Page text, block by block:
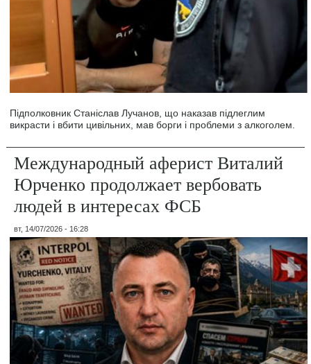
Підполковник Станіслав Лучанов, що наказав підлеглим
викрасти і вбити цивільних, мав борги і проблеми з алкоголем.
Международный аферист Виталий
Юрченко продолжает вербовать
людей в интересах ФСБ
вт, 14/07/2026 - 16:28